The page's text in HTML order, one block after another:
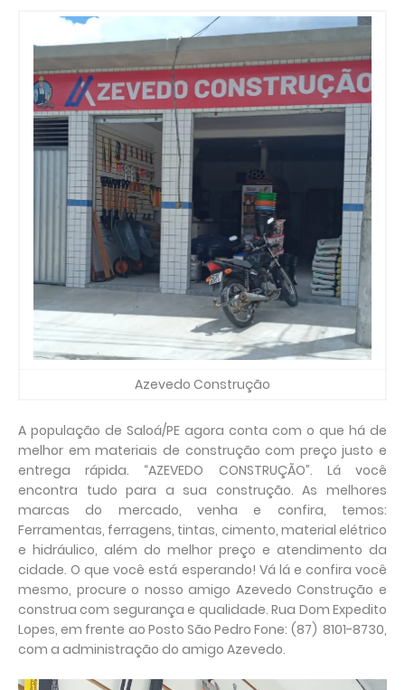
Azevedo Construção
A população de Saloá/PE agora conta com o que há de
melhor em materiais de construção com preço justo e
entrega rápida. “AZEVEDO CONSTRUÇÃO”. Lá você
encontra tudo para a sua construção. As melhores
marcas do mercado, venha e confira, temos:
Ferramentas, ferragens, tintas, cimento, material elétrico
e hidráulico, além do melhor preço e atendimento da
cidade. O que você está esperando! Vá lá e confira você
mesmo, procure o nosso amigo Azevedo Construção e
construa com segurança e qualidade. Rua Dom Expedito
Lopes, em frente ao Posto São Pedro Fone: (87) 8101-8730,
com a administração do amigo Azevedo.